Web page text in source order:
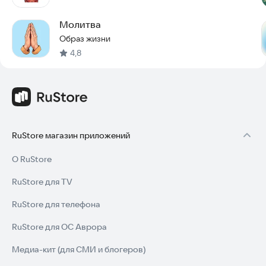
- Практикующие психологи и гештальт-терапевты.
- Студенты обучающих гештальт-программ.
- Частные психологи, ведущие индивидуальную практику.
Почему «Психологическая Линза»?
простоту использования, профессиональный подход и
современные технологии, чтобы сделать вашу практику
Скачайте «Психологическую Линзу» и сделайте свою
Молитва
Образ жизни
4,8
RuStore магазин приложений
О RuStore
RuStore для TV
RuStore для телефона
RuStore для ОС Аврора
Медиа-кит (для СМИ и блогеров)